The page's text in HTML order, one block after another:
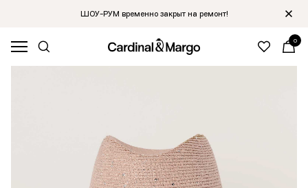
ШОУ-РУМ временно закрыт на ремонт!
0